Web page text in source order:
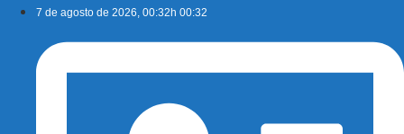
conteúdo
7 de agosto de 2026, 00:32h 00:32